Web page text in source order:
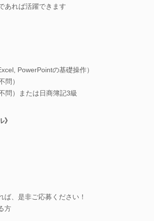
あれば活躍できます
PowerPointの基礎操作）
問）
問）または日商簿記3級
》
、是非ご応募ください！
方